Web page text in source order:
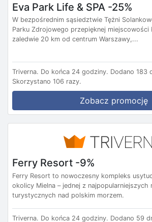
Eva Park Life & SPA -25%
W bezpośrednim sąsiedztwie Tężni
Parku Zdrojowego przepięknej miejscowości
zaledwie 20 km od centrum Warszawy,...
Triverna. Do końca 24 godziny. Dodano 183
Skorzystano 106 razy.
Zobacz promocję
Ferry Resort -9%
Ferry Resort to nowoczesny kompleks
okolicy Mielna – jednej z najpopularniejszych
turystycznych nad polskim morzem.
Triverna. Do końca 24 godziny. Dodano 59